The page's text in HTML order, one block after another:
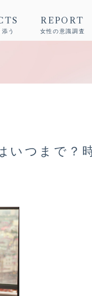
う
REPORT
女性の意識調査
いつまで？